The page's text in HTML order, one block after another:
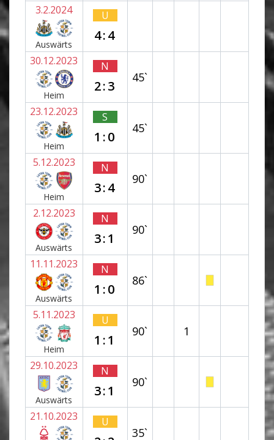
3.2.2024
Auswärts
U
4:4
30.12.2023
Heim
N
2:3
45`
23.12.2023
Heim
S
1:0
45`
5.12.2023
Heim
N
3:4
90`
2.12.2023
Auswärts
N
3:1
90`
11.11.2023
Auswärts
N
1:0
86`
5.11.2023
Heim
U
1:1
90` 1
29.10.2023
Auswärts
N
3:1
90`
21.10.2023 U
35`